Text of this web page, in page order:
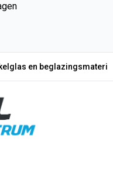
unieke verkoopargumenten
en beglazingsmateriaal